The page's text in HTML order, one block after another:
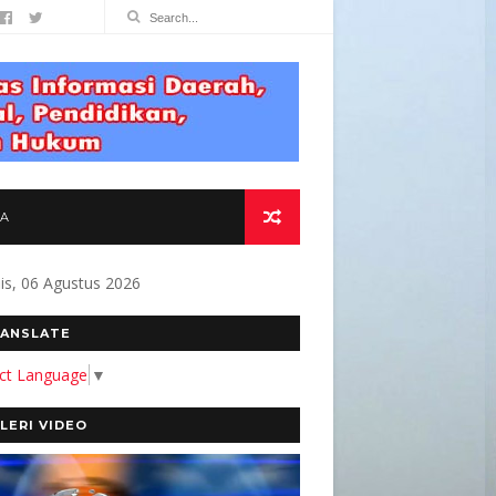
KAMI MEMBANGUN MEDIA YANG
06 Agustus 2026
Language ▼
VIDEO